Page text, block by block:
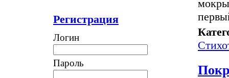
Регистрация
Логин
Пароль